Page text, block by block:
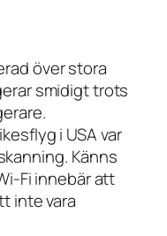
över stora
smidigt trots
i USA var
Känns
Fi innebär att
inte vara